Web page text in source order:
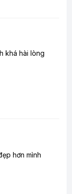
khá hài lòng
hơn mình